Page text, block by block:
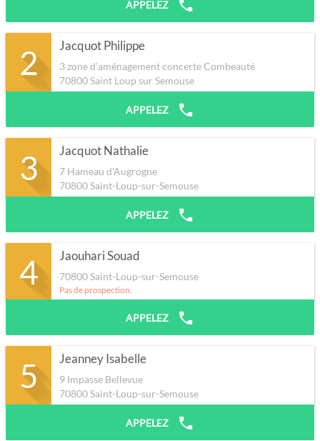
APPELEZ
2 Jacquot Philippe
3 zone d’aménagement concerte Combeauté
70800Saint Loup sur Semouse
APPELEZ
3 Jacquot Nathalie
7 Hameau d'Augrogne
70800Saint-Loup-sur-Semouse
APPELEZ
4 Jaouhari Souad
70800Saint-Loup-sur-Semouse
Pas de prospection.
APPELEZ
5 Jeanney Isabelle
9 Impasse Bellevue
70800Saint-Loup-sur-Semouse
APPELEZ